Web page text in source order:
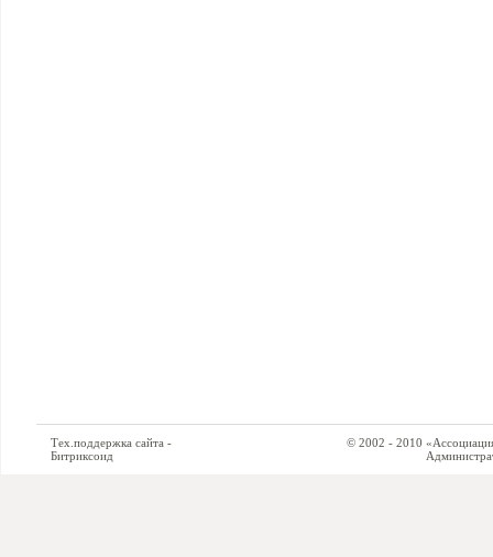
Тех.поддержка сайта -
Битриксоид
© 2002 - 2010 «Ассоциация